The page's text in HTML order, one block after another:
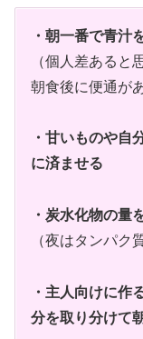
・朝一番で青汁
（個人差あると
朝食後に便通が
・甘いものや自
に済ませる
・炭水化物の量
（夜はタンパク
・主人向けに作
分を取り分けて